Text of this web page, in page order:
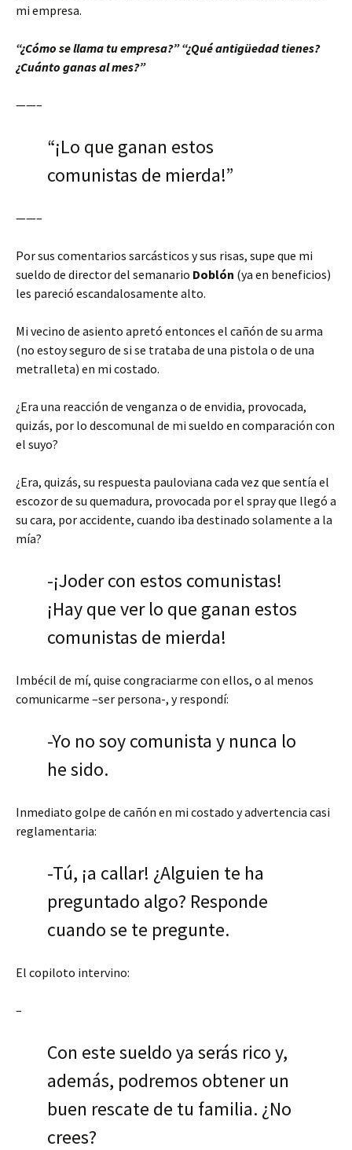
mi empresa.
“¿Cómo se llama tu empresa?” “¿Qué antigüedad tienes?
¿Cuánto ganas al mes?”
——–
“¡Lo que ganan estos
comunistas de mierda!”
——–
Por sus comentarios sarcásticos y sus risas, supe que mi
sueldo de director del semanario Doblón (ya en beneficios)
les pareció escandalosamente alto.
Mi vecino de asiento apretó entonces el cañón de su arma
(no estoy seguro de si se trataba de una pistola o de una
metralleta) en mi costado.
¿Era una reacción de venganza o de envidia, provocada,
quizás, por lo descomunal de mi sueldo en comparación con
el suyo?
¿Era, quizás, su respuesta pauloviana cada vez que sentía el
escozor de su quemadura, provocada por el spray que llegó a
su cara, por accidente, cuando iba destinado solamente a la
mía?
-¡Joder con estos comunistas!
¡Hay que ver lo que ganan estos
comunistas de mierda!
Imbécil de mí, quise congraciarme con ellos, o al menos
comunicarme –ser persona-, y respondí:
-Yo no soy comunista y nunca lo
he sido.
Inmediato golpe de cañón en mi costado y advertencia casi
reglamentaria:
-Tú, ¡a callar! ¿Alguien te ha
preguntado algo? Responde
cuando se te pregunte.
El copiloto intervino:
–
Con este sueldo ya serás rico y,
además, podremos obtener un
buen rescate de tu familia. ¿No
crees?